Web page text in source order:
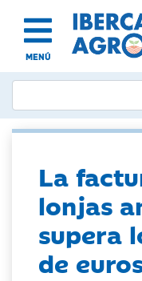
MENÚ
La
lonjas
supera
de